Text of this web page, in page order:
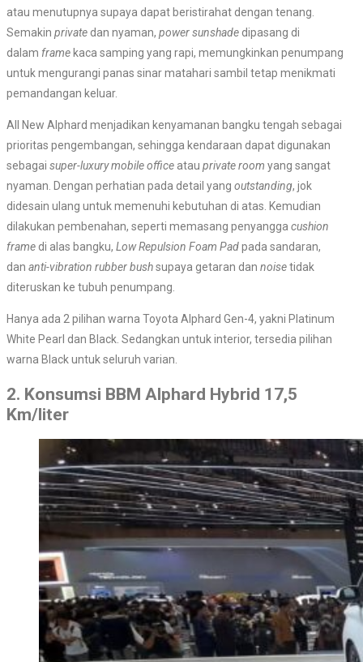
atau menutupnya supaya dapat beristirahat dengan tenang.
Semakin private dan nyaman, power sunshade dipasang di
dalam frame kaca samping yang rapi, memungkinkan penumpang
untuk mengurangi panas sinar matahari sambil tetap menikmati
pemandangan keluar.
All New Alphard menjadikan kenyamanan bangku tengah sebagai
prioritas pengembangan, sehingga kendaraan dapat digunakan
sebagai super-luxury mobile office atau private room yang sangat
nyaman. Dengan perhatian pada detail yang outstanding, jok
didesain ulang untuk memenuhi kebutuhan di atas. Kemudian
dilakukan pembenahan, seperti memasang penyangga cushion
frame di alas bangku, Low Repulsion Foam Padpada sandaran,
dan anti-vibration rubber bushsupaya getaran dan noisetidak
diteruskan ke tubuh penumpang.
Hanya ada 2 pilihan warna Toyota Alphard Gen-4, yakni Platinum
White Pearl dan Black. Sedangkan untuk interior, tersedia pilihan
warna Black untuk seluruh varian.
2. Konsumsi BBM Alphard Hybrid 17,5
Km/liter